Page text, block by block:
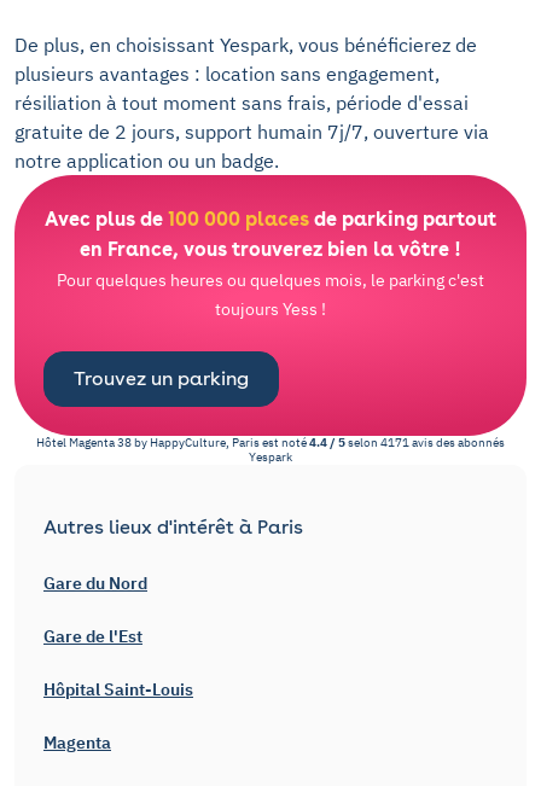
De plus, en choisissant Yespark, vous bénéficierez de
plusieurs avantages : location sans engagement,
résiliation à tout moment sans frais, période d'essai
gratuite de 2 jours, support humain 7j/7, ouverture via
notre application ou un badge.
Avec plus de 100 000 places de parking partout
en France, vous trouverez bien la vôtre !
Pour quelques heures ou quelques mois, le parking c'est
toujours Yess !
Trouvez un parking
Hôtel Magenta 38 by HappyCulture, Parisest noté4.4/ 5selon 4171avis des abonnés
Yespark
Autres lieux d'intérêt à Paris
Gare du Nord
Gare de l'Est
Hôpital Saint-Louis
Magenta